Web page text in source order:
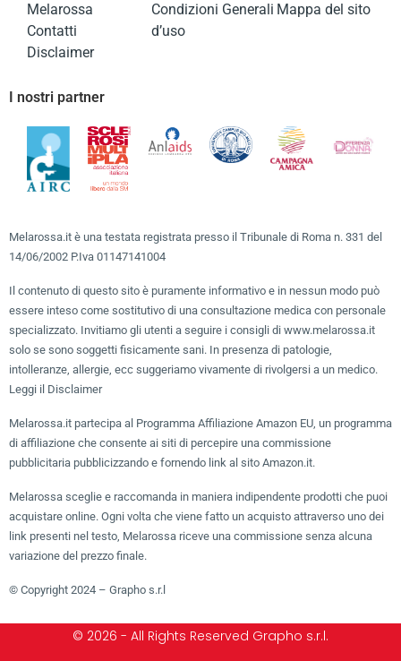
Melarossa
Contatti
Disclaimer
Condizioni Generali
d’uso
Mappa del sito
I nostri partner
Melarossa.it è una testata registrata presso il Tribunale di Roma n. 331 del
14/06/2002 P.Iva 01147141004
Il contenuto di questo sito è puramente informativo e in nessun modo può
essere inteso come sostitutivo di una consultazione medica con personale
specializzato. Invitiamo gli utenti a seguire i consigli di www.melarossa.it
solo se sono soggetti fisicamente sani. In presenza di patologie,
intolleranze, allergie, ecc suggeriamo vivamente di rivolgersi a un medico.
Leggi il Disclaimer
Melarossa.it partecipa al Programma Affiliazione Amazon EU, un programma
di affiliazione che consente ai siti di percepire una commissione
pubblicitaria pubblicizzando e fornendo link al sito Amazon.it.
Melarossa sceglie e raccomanda in maniera indipendente prodotti che puoi
acquistare online. Ogni volta che viene fatto un acquisto attraverso uno dei
link presenti nel testo, Melarossa riceve una commissione senza alcuna
variazione del prezzo finale.
© Copyright 2024 – Grapho s.r.l
© 2026 - All Rights Reserved Grapho s.r.l.